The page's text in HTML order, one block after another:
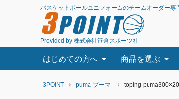
バスケットボールユニフォームのチームオーダー専
3POINT
Provided by 株式会社笹倉スポーツ社
はじめての方へ 商品を選ぶ
3POINT puma-プーマ- toping-